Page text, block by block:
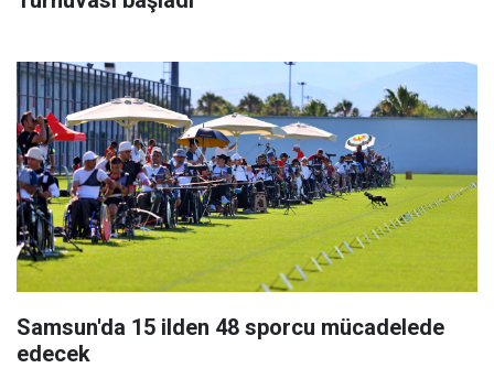
Samsun'da 15 ilden 48 sporcu mücadelede
edecek